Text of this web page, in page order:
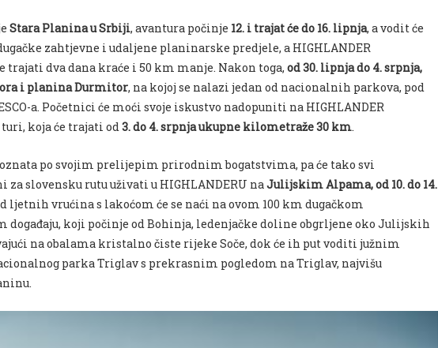
Stara Planina u Srbiji, avantura počinje 12. i trajat će do 16. lipnja, a vodit će
zahtjevne i udaljene planinarske predjele, a HIGHLANDER
trajati dva dana kraće i 50 km manje. Nakon toga, od 30. lipnja do 4. srpnja,
i planina Durmitor, na kojoj se nalazi jedan od nacionalnih parkova, pod
a. Početnici će moći svoje iskustvo nadopuniti na HIGHLANDER
turi, koja će trajati od 3. do 4. srpnja ukupne kilometraže 30 km.
po svojim prelijepim prirodnim bogatstvima, pa će tako svi
slovensku rutu uživati u HIGHLANDERU naJulijskim Alpama, od 10. do 14.
ljetnih vrućina s lakoćom će se naći na ovom 100 km dugačkom
događaju, koji počinje od Bohinja, ledenjačke doline obgrljene oko Julijskih
na obalama kristalno čiste rijeke Soče, dok će ih put voditi južnim
parka Triglav s prekrasnim pogledom na Triglav, najvišu